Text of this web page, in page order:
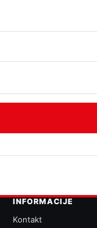
INFORMACIJE
Kontakt